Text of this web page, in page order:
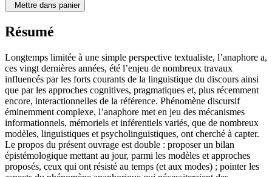
Mettre dans panier
Résumé
Longtemps limitée à une simple perspective textualiste, l’anaphore a,
ces vingt dernières années, été l’enjeu de nombreux travaux
influencés par les forts courants de la linguistique du discours ainsi
que par les approches cognitives, pragmatiques et, plus récemment
encore, interactionnelles de la référence. Phénomène discursif
éminemment complexe, l’anaphore met en jeu des mécanismes
informationnels, mémoriels et inférentiels variés, que de nombreux
modèles, linguistiques et psycholinguistiques, ont cherché à capter.
Le propos du présent ouvrage est double : proposer un bilan
épistémologique mettant au jour, parmi les modèles et approches
proposés, ceux qui ont résisté au temps (et aux modes) ; pointer les